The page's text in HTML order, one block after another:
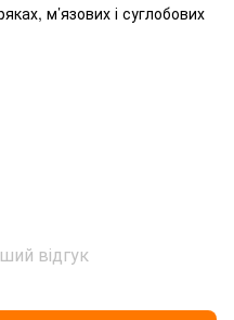
м’язових і суглобових
відгук